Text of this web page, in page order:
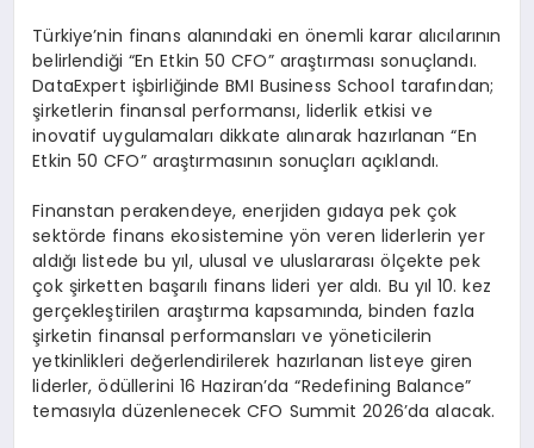
Türkiye’nin finans alanındaki en önemli karar alıcılarının
belirlendiği “En Etkin 50 CFO” araştırması sonuçlandı.
DataExpert işbirliğinde BMI Business School tarafından;
şirketlerin finansal performansı, liderlik etkisi ve
inovatif uygulamaları dikkate alınarak hazırlanan “En
Etkin 50 CFO” araştırmasının sonuçları açıklandı.
Finanstan perakendeye, enerjiden gıdaya pek çok
sektörde finans ekosistemine yön veren liderlerin yer
aldığı listede bu yıl, ulusal ve uluslararası ölçekte pek
çok şirketten başarılı finans lideri yer aldı. Bu yıl 10. kez
gerçekleştirilen araştırma kapsamında, binden fazla
şirketin finansal performansları ve yöneticilerin
yetkinlikleri değerlendirilerek hazırlanan listeye giren
liderler, ödüllerini 16 Haziran’da “Redefining Balance”
temasıyla düzenlenecek CFO Summit 2026’da alacak.